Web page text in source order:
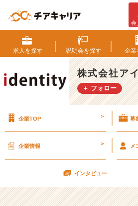
D
a
y
s
イ
ン
シ
【株
式
会
求人を探す 説明会を探す 企業
株式会社ア
＋ フォロー
企業TOP > 募
企業情報 > メ
インタビュー